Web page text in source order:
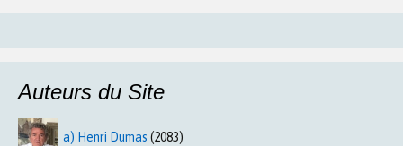
Auteurs du Site
a) Henri Dumas (2083)